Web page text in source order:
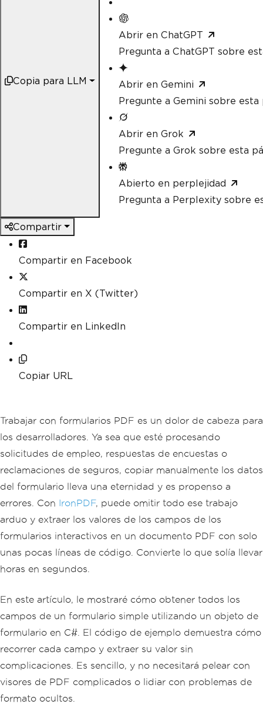
Copia para LLM
Abrir en ChatGPT
Pregunta a ChatGPT sobre
Abrir en Gemini
Pregunte a Gemini sobre esta
Abrir en Grok
Pregunte a Grok sobre esta
Abierto en perplejidad
Pregunta a Perplexity sobre
Compartir
Compartir en Facebook
Compartir en X (Twitter)
Compartir en LinkedIn
Copiar URL
Trabajar con formularios PDF es un dolor de cabeza para
los desarrolladores. Ya sea que esté procesando
solicitudes de empleo, respuestas de encuestas o
reclamaciones de seguros, copiar manualmente los datos
del formulario lleva una eternidad y es propenso a
errores. Con IronPDF, puede omitir todo ese trabajo
arduo y extraer los valores de los campos de los
formularios interactivos en un documento PDF con solo
unas pocas líneas de código. Convierte lo que solía llevar
horas en segundos.
En este artículo, le mostraré cómo obtener todos los
campos de un formulario simple utilizando un objeto de
formulario en C#. El código de ejemplo demuestra cómo
recorrer cada campo y extraer su valor sin
complicaciones. Es sencillo, y no necesitará pelear con
visores de PDF complicados o lidiar con problemas de
formato ocultos.